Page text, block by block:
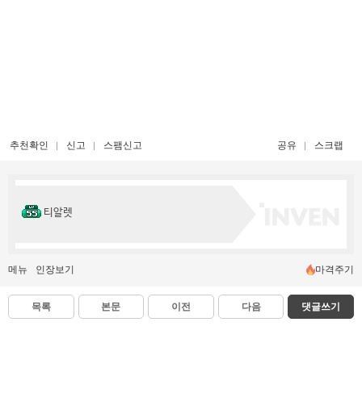
추천확인 신고 스팸신고 공유 스크랩
티알렛
메뉴 인장보기 마격주기
목록 본문 이전 다음 댓글쓰기